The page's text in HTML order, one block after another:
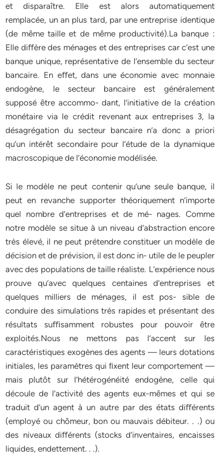
et disparaître. Elle est alors automatiquement
remplacée, un an plus tard, par une entreprise identique
(de même taille et de même productivité).La banque :
Elle diﬀère des ménages et des entreprises car c’est une
banque unique, représentative de l’ensemble du secteur
bancaire. En eﬀet, dans une économie avec monnaie
endogène, le secteur bancaire est généralement
supposé être accommo- dant, l’initiative de la création
monétaire via le crédit revenant aux entreprises 3, la
désagrégation du secteur bancaire n’a donc a priori
qu’un intérêt secondaire pour l’étude de la dynamique
macroscopique de l’économie modélisée.
Si le modèle ne peut contenir qu’une seule banque, il
peut en revanche supporter théoriquement n’importe
quel nombre d’entreprises et de mé- nages. Comme
notre modèle se situe à un niveau d’abstraction encore
très élevé, il ne peut prétendre constituer un modèle de
décision et de prévision, il est donc in- utile de le peupler
avec des populations de taille réaliste. L’expérience nous
prouve qu’avec quelques centaines d’entreprises et
quelques milliers de ménages, il est pos- sible de
conduire des simulations très rapides et présentant des
résultats suﬃsamment robustes pour pouvoir être
exploités.Nous ne mettons pas l’accent sur les
caractéristiques exogènes des agents — leurs dotations
initiales, les paramètres qui ﬁxent leur comportement —
mais plutôt sur l’hétérogénéité endogène, celle qui
découle de l’activité des agents eux-mêmes et qui se
traduit d’un agent à un autre par des états diﬀérents
(employé ou chômeur, bon ou mauvais débiteur. . .) ou
des niveaux diﬀérents (stocks d’inventaires, encaisses
liquides, endettement. . .).